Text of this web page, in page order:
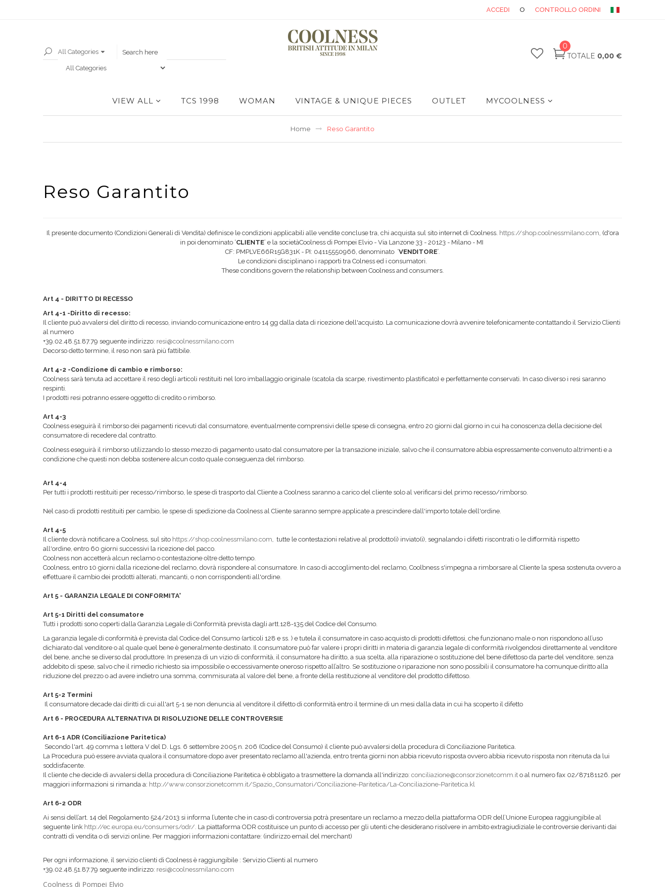
ACCEDI O CONTROLLO ORDINI
All Categories
0
TOTALE 0,00 €
VIEW ALL TCS 1998 WOMAN VINTAGE & UNIQUE PIECES OUTLET MYCOOLNESS
Home Reso Garantito
Reso Garantito
Il presente documento (Condizioni Generali di Vendita) definisce le condizioni applicabili alle vendite concluse tra, chi acquista sul sito internet di Coolness. https://shop.coolnessmilano.com, (d'ora
in poi denominato ‘CLIENTE’ e la societàCoolness di Pompei Elvio - Via Lanzone 33 - 20123 - Milano - MI
CF: PMPLVE66R15G831K - PI: 04115550966, denominato ‘VENDITORE’.
Le condizioni disciplinano i rapporti tra Colness ed i consumatori.
These conditions govern the relationship between Coolness and consumers.
Art 4 - DIRITTO DI RECESSO
Art 4-1 -Diritto di recesso:
Il cliente può avvalersi del diritto di recesso, inviando comunicazione entro 14 gg dalla data di ricezione dell'acquisto. La comunicazione dovrà avvenire telefonicamente contattando il Servizio Clienti
al numero
+39.02.48.51.87.79 seguente indirizzo: resi@coolnessmilano.com
Decorso detto termine, il reso non sarà più fattibile.
Art 4-2 -Condizione di cambio e rimborso:
Coolness sarà tenuta ad accettare il reso degli articoli restituiti nel loro imballaggio originale (scatola da scarpe, rivestimento plastificato) e perfettamente conservati. In caso diverso i resi saranno
respinti.
I prodotti resi potranno essere oggetto di credito o rimborso.
Art 4-3
Coolness eseguirà il rimborso dei pagamenti ricevuti dal consumatore, eventualmente comprensivi delle spese di consegna, entro 20 giorni dal giorno in cui ha conoscenza della decisione del
consumatore di recedere dal contratto.
Coolness eseguirà il rimborso utilizzando lo stesso mezzo di pagamento usato dal consumatore per la transazione iniziale, salvo che il consumatore abbia espressamente convenuto altrimenti e a
condizione che questi non debba sostenere alcun costo quale conseguenza del rimborso.
Art 4-4
Per tutti i prodotti restituiti per recesso/rimborso, le spese di trasporto dal Cliente a Coolness saranno a carico del cliente solo al verificarsi del primo recesso/rimborso.
Nel caso di prodotti restituiti per cambio, le spese di spedizione da Coolness al Cliente saranno sempre applicate a prescindere dall'importo totale dell'ordine.
Art 4-5
Il cliente dovrà notificare a Coolness, sul sito https://shop.coolnessmilano.com, tutte le contestazioni relative al prodotto(i) inviato(i), segnalando i difetti riscontrati o le difformità rispetto
all'ordine, entro 60 giorni successivi la ricezione del pacco.
Coolness non accetterà alcun reclamo o contestazione oltre detto tempo.
Coolness, entro 10 giorni dalla ricezione del reclamo, dovrà rispondere al consumatore. In caso di accoglimento del reclamo, Coolbness s'impegna a rimborsare al Cliente la spesa sostenuta ovvero a
effettuare il cambio dei prodotti alterati, mancanti, o non corrispondenti all'ordine.
Art 5 - GARANZIA LEGALE DI CONFORMITA'
Art 5-1 Diritti del consumatore
Tutti i prodotti sono coperti dalla Garanzia Legale di Conformità prevista dagli artt.128-135 del Codice del Consumo.
La garanzia legale di conformità è prevista dal Codice del Consumo (articoli 128 e ss. ) e tutela il consumatore in caso acquisto di prodotti difettosi, che funzionano male o non rispondono all’uso
dichiarato dal venditore o al quale quel bene è generalmente destinato. Il consumatore può far valere i propri diritti in materia di garanzia legale di conformità rivolgendosi direttamente al venditore
del bene, anche se diverso dal produttore. In presenza di un vizio di conformità, il consumatore ha diritto, a sua scelta, alla riparazione o sostituzione del bene difettoso da parte del venditore, senza
addebito di spese, salvo che il rimedio richiesto sia impossibile o eccessivamente oneroso rispetto all’altro. Se sostituzione o riparazione non sono possibili il consumatore ha comunque diritto alla
riduzione del prezzo o ad avere indietro una somma, commisurata al valore del bene, a fronte della restituzione al venditore del prodotto difettoso.
Art 5-2 Termini
Il consumatore decade dai diritti di cui all'art 5-1 se non denuncia al venditore il difetto di conformità entro il termine di un mesi dalla data in cui ha scoperto il difetto
Art 6 - PROCEDURA ALTERNATIVA DI RISOLUZIONE DELLE CONTROVERSIE
Art 6-1 ADR (Conciliazione Paritetica)
Secondo l'art. 49 comma 1 lettera V del D. Lgs. 6 settembre 2005 n. 206 (Codice del Consumo) il cliente può avvalersi della procedura di Conciliazione Paritetica.
La Procedura può essere avviata qualora il consumatore dopo aver presentato reclamo all'azienda, entro trenta giorni non abbia ricevuto risposta ovvero abbia ricevuto risposta non ritenuta da lui
soddisfacente.
Il cliente che decide di avvalersi della procedura di Conciliazione Paritetica è obbligato a trasmettere la domanda all'indirizzo: conciliazione@consorzionetcomm.it o al numero fax 02/87181126. per
maggiori informazioni si rimanda a: http://www.consorzionetcomm.it/Spazio_Consumatori/Conciliazione-Paritetica/La-Conciliazione-Paritetica.kl
Art 6-2 ODR
Ai sensi dell’art. 14 del Regolamento 524/2013 si informa l’utente che in caso di controversia potrà presentare un reclamo a mezzo della piattaforma ODR dell’Unione Europea raggiungibile al
seguente link http://ec.europa.eu/consumers/odr/. La piattaforma ODR costituisce un punto di accesso per gli utenti che desiderano risolvere in ambito extragiudiziale le controversie derivanti dai
contratti di vendita o di servizi online. Per maggiori informazioni contattare: (indirizzo email del merchant)
Per ogni informazione, il servizio clienti di Coolness è raggiungibile : Servizio Clienti al numero
+39.02.48.51.87.79 seguente indirizzo: resi@coolnessmilano.com
Coolness di Pompei Elvio